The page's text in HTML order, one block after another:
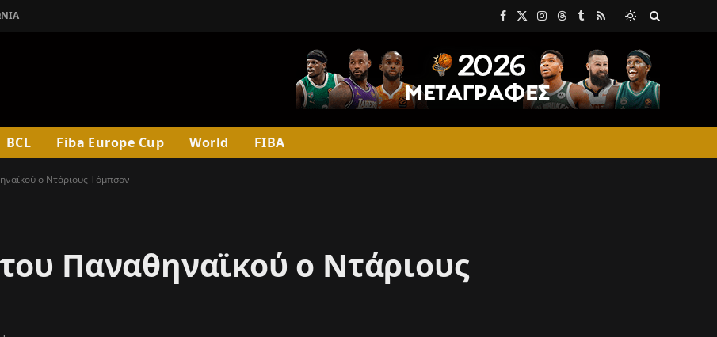
Facebook
X
Instagram
Threads
Tumblr
RSS
BCL Fiba Europe Cup World FIBA
ο Ντάριους Τόμπσον
Παναθηναϊκού ο Ντάριους